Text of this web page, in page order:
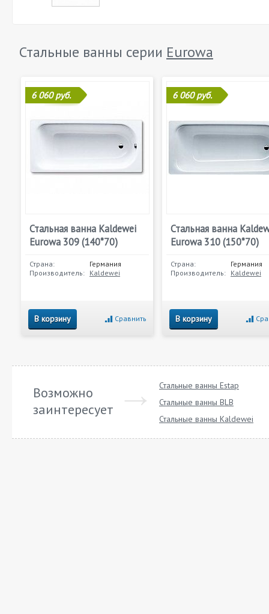
Стальные ванны серии Eurowa
6 060 руб.
Стальная ванна Kaldewei
Eurowa 309 (140*70)
Страна:
Германия
Производитель: Kaldewei
В корзину Сравнить
6 060 руб.
Стальная ванна
Eurowa 310 (150*70)
Страна:
Германия
Производитель: Kaldewei
В корзину
Возможно
заинтересует
Стальные ванны Estap
Стальные ванны BLB
Стальные ванны Kaldewei